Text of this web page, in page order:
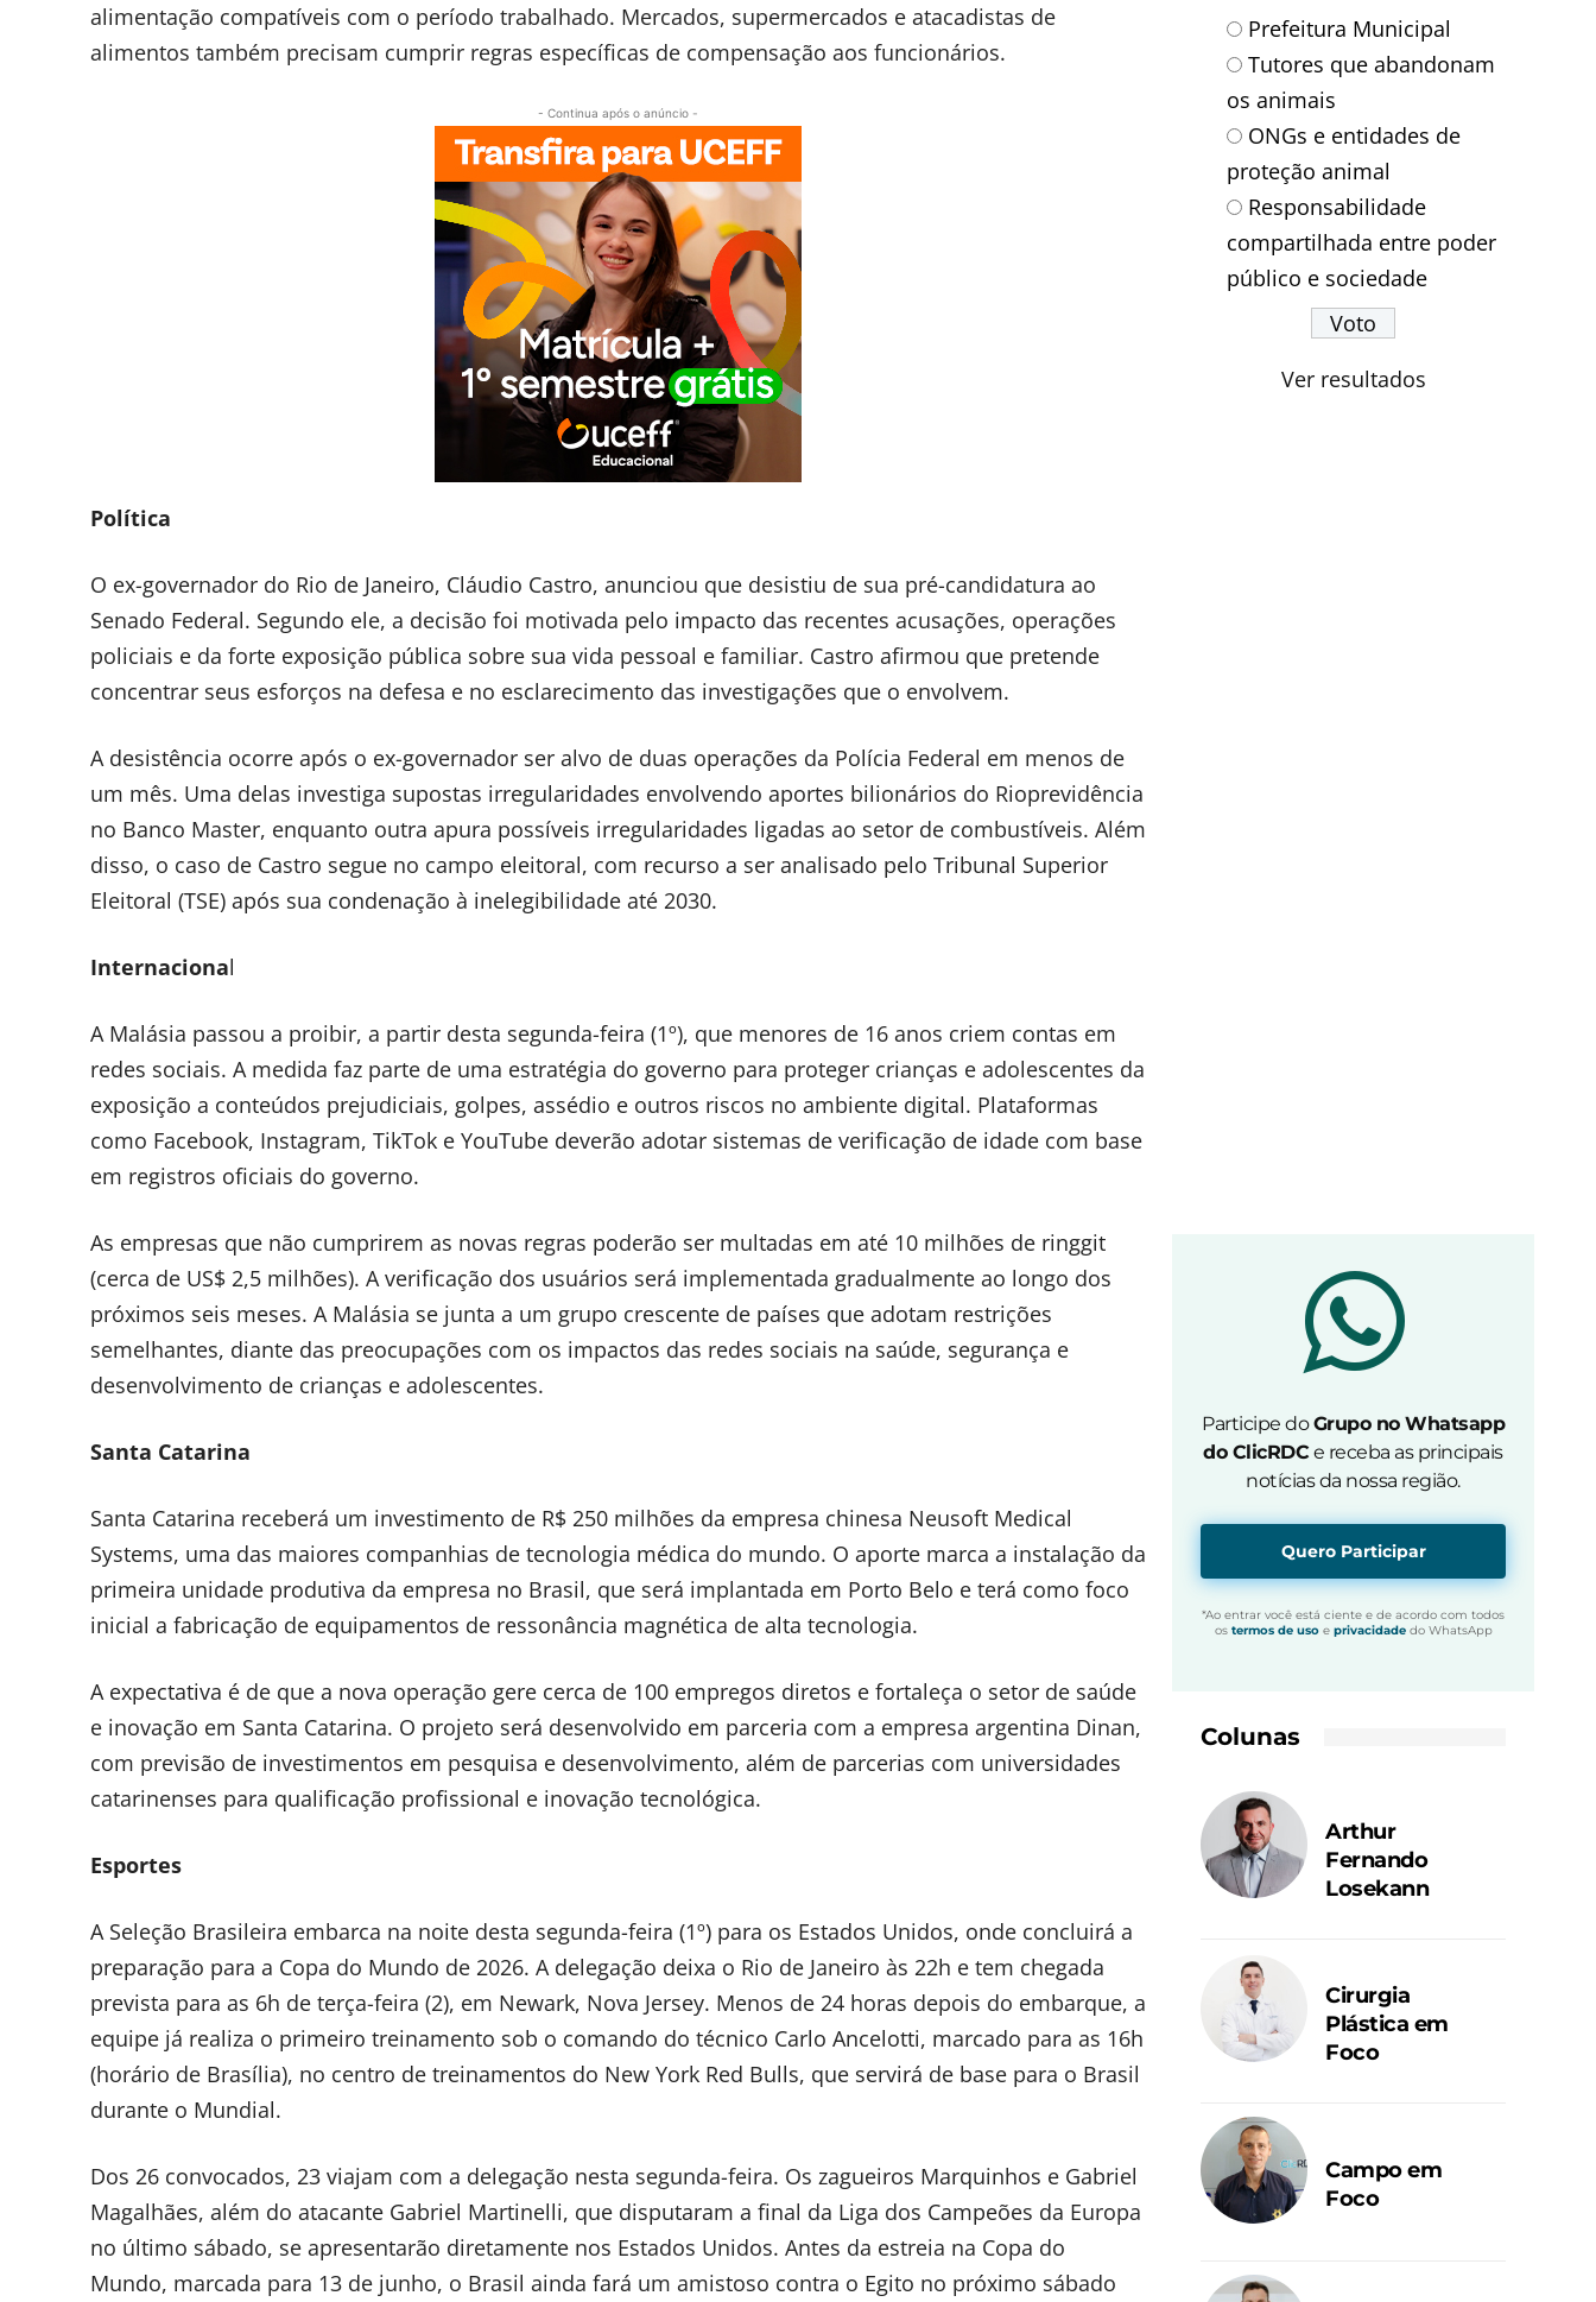
alimentação compatíveis com o período trabalhado. Mercados, supermercados e atacadistas de
alimentos também precisam cumprir regras específicas de compensação aos funcionários.
- Continua após o anúncio -
Política
O ex-governador do Rio de Janeiro, Cláudio Castro, anunciou que desistiu de sua pré-candidatura ao
Senado Federal. Segundo ele, a decisão foi motivada pelo impacto das recentes acusações, operações
policiais e da forte exposição pública sobre sua vida pessoal e familiar. Castro afirmou que pretende
concentrar seus esforços na defesa e no esclarecimento das investigações que o envolvem.
A desistência ocorre após o ex-governador ser alvo de duas operações da Polícia Federal em menos de
um mês. Uma delas investiga supostas irregularidades envolvendo aportes bilionários do Rioprevidência
no Banco Master, enquanto outra apura possíveis irregularidades ligadas ao setor de combustíveis. Além
disso, o caso de Castro segue no campo eleitoral, com recurso a ser analisado pelo Tribunal Superior
Eleitoral (TSE) após sua condenação à inelegibilidade até 2030.
Internacional
A Malásia passou a proibir, a partir desta segunda-feira (1º), que menores de 16 anos criem contas em
redes sociais. A medida faz parte de uma estratégia do governo para proteger crianças e adolescentes da
exposição a conteúdos prejudiciais, golpes, assédio e outros riscos no ambiente digital. Plataformas
como Facebook, Instagram, TikTok e YouTube deverão adotar sistemas de verificação de idade com base
em registros oficiais do governo.
As empresas que não cumprirem as novas regras poderão ser multadas em até 10 milhões de ringgit
(cerca de US$ 2,5 milhões). A verificação dos usuários será implementada gradualmente ao longo dos
próximos seis meses. A Malásia se junta a um grupo crescente de países que adotam restrições
semelhantes, diante das preocupações com os impactos das redes sociais na saúde, segurança e
desenvolvimento de crianças e adolescentes.
Santa Catarina
Santa Catarina receberá um investimento de R$ 250 milhões da empresa chinesa Neusoft Medical
Systems, uma das maiores companhias de tecnologia médica do mundo. O aporte marca a instalação da
primeira unidade produtiva da empresa no Brasil, que será implantada em Porto Belo e terá como foco
inicial a fabricação de equipamentos de ressonância magnética de alta tecnologia.
A expectativa é de que a nova operação gere cerca de 100 empregos diretos e fortaleça o setor de saúde
e inovação em Santa Catarina. O projeto será desenvolvido em parceria com a empresa argentina Dinan,
com previsão de investimentos em pesquisa e desenvolvimento, além de parcerias com universidades
catarinenses para qualificação profissional e inovação tecnológica.
Esportes
A Seleção Brasileira embarca na noite desta segunda-feira (1º) para os Estados Unidos, onde concluirá a
preparação para a Copa do Mundo de 2026. A delegação deixa o Rio de Janeiro às 22h e tem chegada
prevista para as 6h de terça-feira (2), em Newark, Nova Jersey. Menos de 24 horas depois do embarque, a
equipe já realiza o primeiro treinamento sob o comando do técnico Carlo Ancelotti, marcado para as 16h
(horário de Brasília), no centro de treinamentos do New York Red Bulls, que servirá de base para o Brasil
durante o Mundial.
Dos 26 convocados, 23 viajam com a delegação nesta segunda-feira. Os zagueiros Marquinhos e Gabriel
Magalhães, além do atacante Gabriel Martinelli, que disputaram a final da Liga dos Campeões da Europa
no último sábado, se apresentarão diretamente nos Estados Unidos. Antes da estreia na Copa do
Mundo, marcada para 13 de junho, o Brasil ainda fará um amistoso contra o Egito no próximo sábado
Prefeitura Municipal
Tutores que abandonam
os animais
ONGs e entidades de
proteção animal
Responsabilidade
compartilhada entre poder
público e sociedade
Ver resultados
Participe doGrupo no Whatsapp
do ClicRDC e receba as principais
notícias da nossa região.
Quero Participar
*Ao entrar você está ciente e de acordo com todos
os termos de usoe privacidadedo WhatsApp
Colunas
Arthur
Fernando
Losekann
Cirurgia
Plástica em
Foco
Campo em
Foco